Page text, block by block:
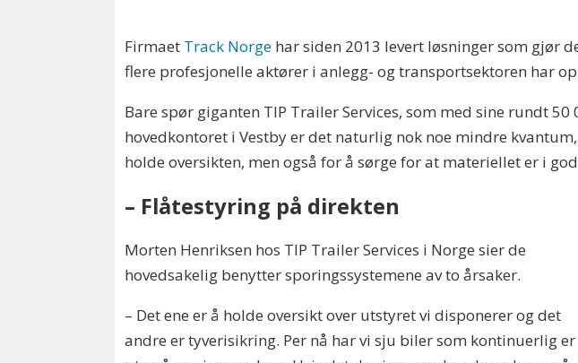
Firmaet Track Norge har siden 2013 levert løsninger som gjør
flere profesjonelle aktører i anlegg- og transportsektoren har
Bare spør giganten TIP Trailer Services, som med sine rundt
hovedkontoret i Vestby er det naturlig nok noe mindre
holde oversikten, men også for å sørge for at materiellet er i
– Flåtestyring på direkten
Morten Henriksen hos TIP Trailer Services i Norge sier de
hovedsakelig benytter sporingssystemene av to årsaker.
– Det ene er å holde oversikt over utstyret vi disponerer og det
andre er tyverisikring. Per nå har vi sju biler som kontinuerlig er